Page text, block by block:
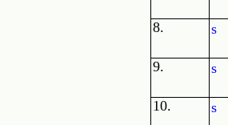
8.
s
9.
s
10.
s